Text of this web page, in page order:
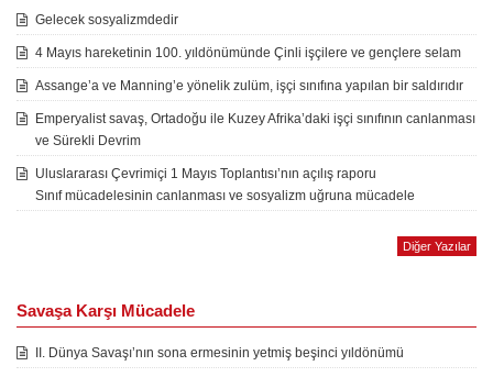
Gelecek sosyalizmdedir
4 Mayıs hareketinin 100. yıldönümünde Çinli işçilere ve gençlere selam
Assange’a ve Manning’e yönelik zulüm, işçi sınıfına yapılan bir saldırıdır
Emperyalist savaş, Ortadoğu ile Kuzey Afrika’daki işçi sınıfının canlanması
ve Sürekli Devrim
Uluslararası Çevrimiçi 1 Mayıs Toplantısı’nın açılış raporu
Sınıf mücadelesinin canlanması ve sosyalizm uğruna mücadele
Diğer Yazılar
Savaşa Karşı Mücadele
II. Dünya Savaşı’nın sona ermesinin yetmiş beşinci yıldönümü